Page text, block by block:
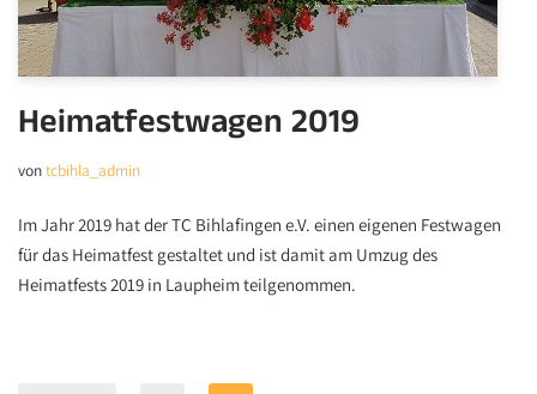
Heimatfestwagen 2019
vontcbihla_admin
Im Jahr 2019 hat der TC Bihlafingen e.V. einen eigenen Festwagen
für das Heimatfest gestaltet und ist damit am Umzug des
Heimatfests 2019 in Laupheim teilgenommen.